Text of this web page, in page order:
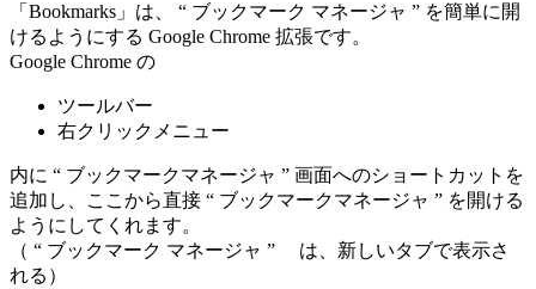
「Bookmarks」は、 “ ブックマーク マネージャ ” を簡単に開
けるようにする Google Chrome 拡張です。
Google Chrome の
ツールバー
右クリックメニュー
内に “ ブックマークマネージャ ” 画面へのショートカットを
追加し、ここから直接 “ ブックマークマネージャ ” を開ける
ようにしてくれます。
（ “ ブックマーク マネージャ ” は、新しいタブで表示さ
れる）